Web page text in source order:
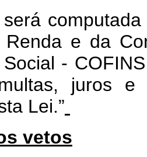
computada
Renda e da
-
juros e
Lei.”
vetos